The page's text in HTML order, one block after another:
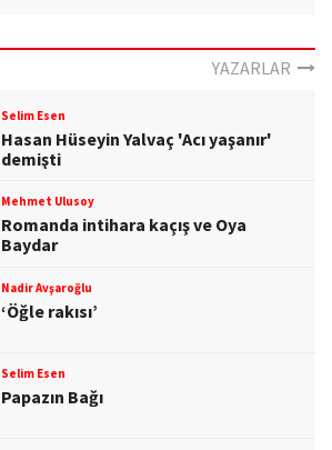
YAZARLAR
Selim Esen
Hasan Hüseyin Yalvaç 'Acı yaşanır'
demişti
Mehmet Ulusoy
Romanda intihara kaçış ve Oya
Baydar
Nadir Avşaroğlu
‘Öğle rakısı’
Selim Esen
Papazın Bağı